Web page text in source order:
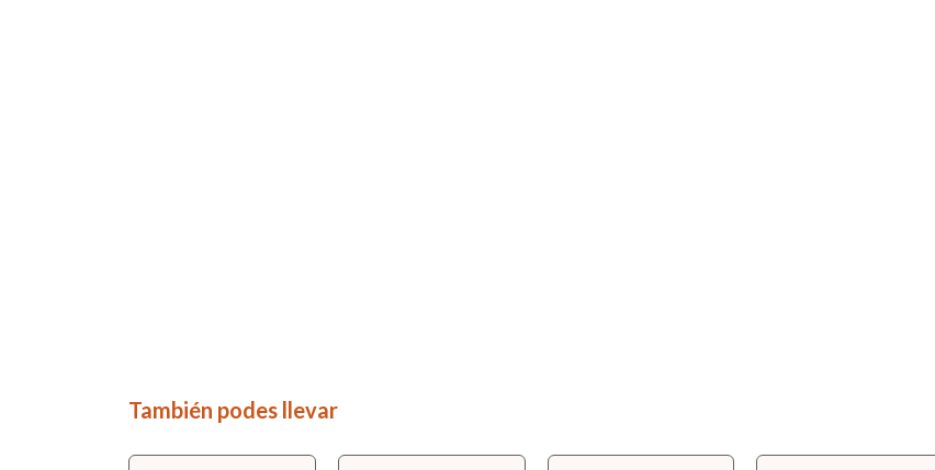
También podes llevar